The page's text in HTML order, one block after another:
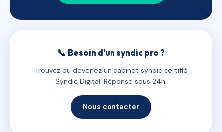
📞 Besoin d'un syndic pro ?
Trouvez ou devenez un cabinet syndic certifié
Syndic Digital. Réponse sous 24h.
Nous contacter